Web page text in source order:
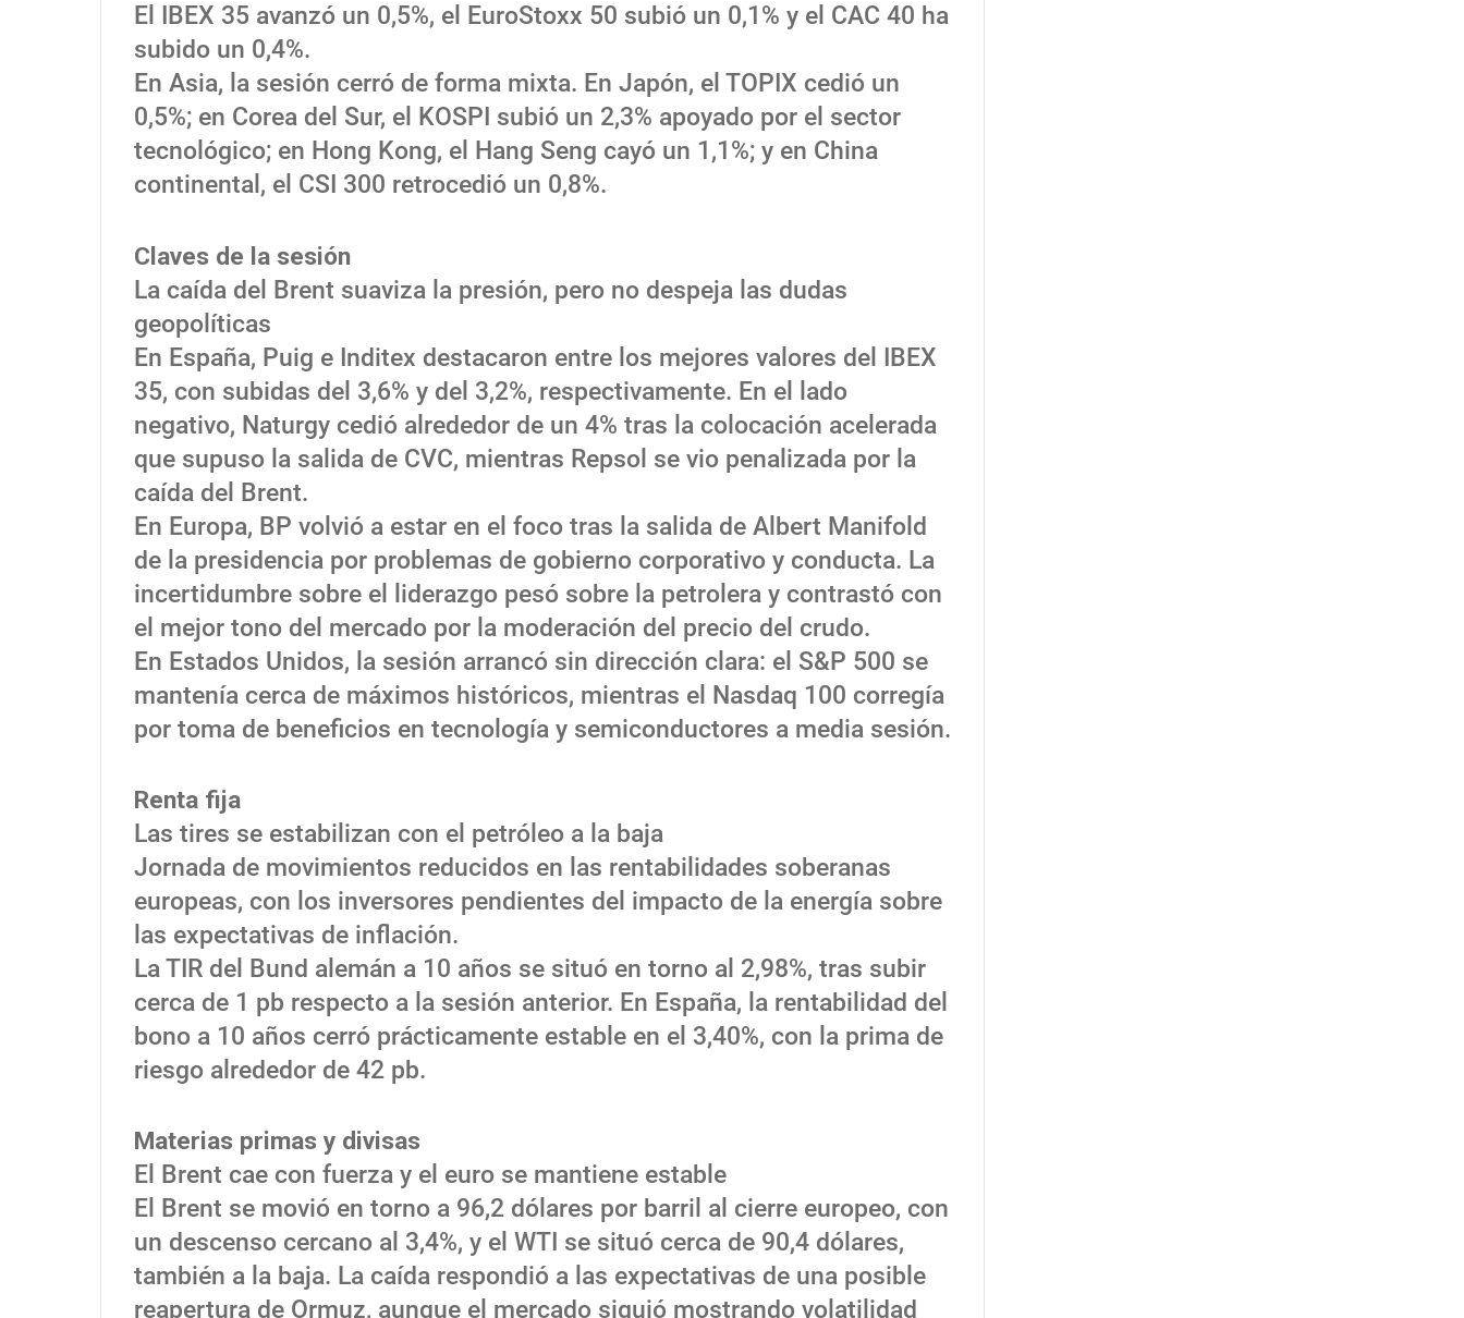
El IBEX 35 avanzó un 0,5%, el EuroStoxx 50 subió un 0,1% y el CAC 40 ha
subido un 0,4%.
En Asia, la sesión cerró de forma mixta. En Japón, el TOPIX cedió un
0,5%; en Corea del Sur, el KOSPI subió un 2,3% apoyado por el sector
tecnológico; en Hong Kong, el Hang Seng cayó un 1,1%; y en China
continental, el CSI 300 retrocedió un 0,8%.
Claves de la sesión
La caída del Brent suaviza la presión, pero no despeja las dudas
geopolíticas
En España, Puig e Inditex destacaron entre los mejores valores del IBEX
35, con subidas del 3,6% y del 3,2%, respectivamente. En el lado
negativo, Naturgy cedió alrededor de un 4% tras la colocación acelerada
que supuso la salida de CVC, mientras Repsol se vio penalizada por la
caída del Brent.
En Europa, BP volvió a estar en el foco tras la salida de Albert Manifold
de la presidencia por problemas de gobierno corporativo y conducta. La
incertidumbre sobre el liderazgo pesó sobre la petrolera y contrastó con
el mejor tono del mercado por la moderación del precio del crudo.
En Estados Unidos, la sesión arrancó sin dirección clara: el S&P 500 se
mantenía cerca de máximos históricos, mientras el Nasdaq 100 corregía
por toma de beneficios en tecnología y semiconductores a media sesión.
Renta fija
Las tires se estabilizan con el petróleo a la baja
Jornada de movimientos reducidos en las rentabilidades soberanas
europeas, con los inversores pendientes del impacto de la energía sobre
las expectativas de inflación.
La TIR del Bund alemán a 10 años se situó en torno al 2,98%, tras subir
cerca de 1 pb respecto a la sesión anterior. En España, la rentabilidad del
bono a 10 años cerró prácticamente estable en el 3,40%, con la prima de
riesgo alrededor de 42 pb.
Materias primas y divisas
El Brent cae con fuerza y el euro se mantiene estable
El Brent se movió en torno a 96,2 dólares por barril al cierre europeo, con
un descenso cercano al 3,4%, y el WTI se situó cerca de 90,4 dólares,
también a la baja. La caída respondió a las expectativas de una posible
reapertura de Ormuz, aunque el mercado siguió mostrando volatilidad